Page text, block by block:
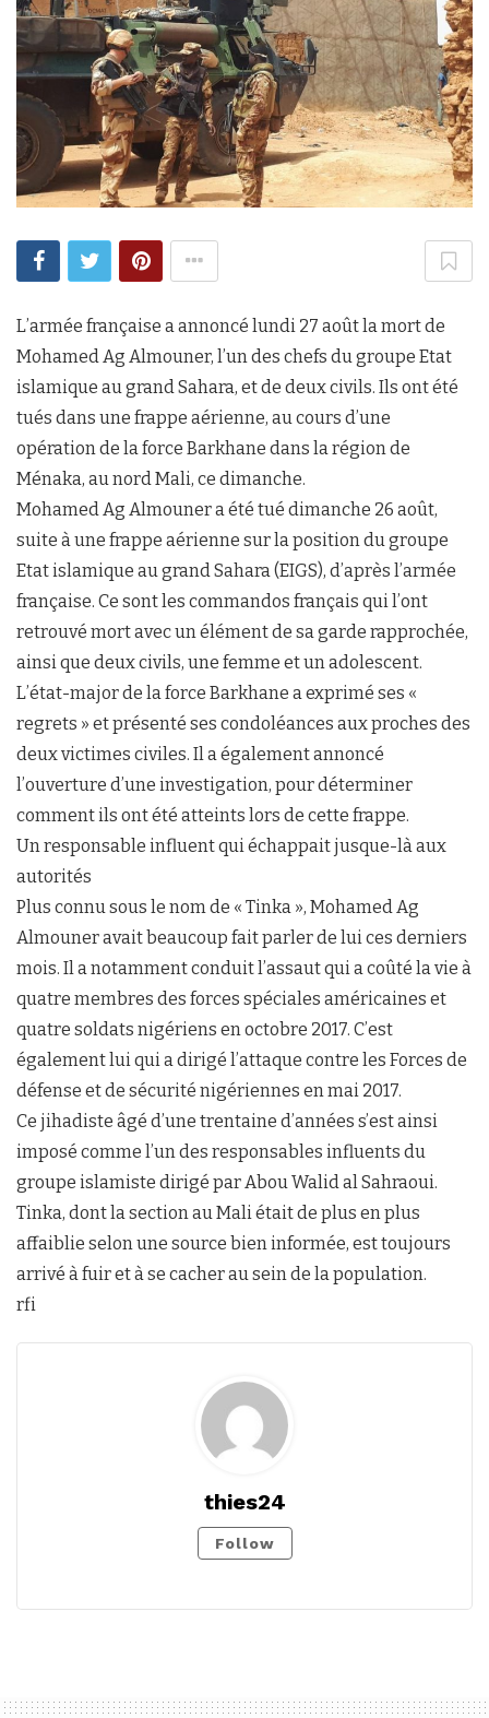
L’armée française a annoncé lundi 27 août la mort de
Mohamed Ag Almouner, l’un des chefs du groupe Etat
islamique au grand Sahara, et de deux civils. Ils ont été
tués dans une frappe aérienne, au cours d’une
opération de la force Barkhane dans la région de
Ménaka, au nord Mali, ce dimanche.
Mohamed Ag Almouner a été tué dimanche 26 août,
suite à une frappe aérienne sur la position du groupe
Etat islamique au grand Sahara (EIGS), d’après l’armée
française. Ce sont les commandos français qui l’ont
retrouvé mort avec un élément de sa garde rapprochée,
ainsi que deux civils, une femme et un adolescent.
L’état-major de la force Barkhane a exprimé ses «
regrets » et présenté ses condoléances aux proches des
deux victimes civiles. Il a également annoncé
l’ouverture d’une investigation, pour déterminer
comment ils ont été atteints lors de cette frappe.
Un responsable influent qui échappait jusque-là aux
autorités
Plus connu sous le nom de « Tinka », Mohamed Ag
Almouner avait beaucoup fait parler de lui ces derniers
mois. Il a notamment conduit l’assaut qui a coûté la vie à
quatre membres des forces spéciales américaines et
quatre soldats nigériens en octobre 2017. C’est
également lui qui a dirigé l’attaque contre les Forces de
défense et de sécurité nigériennes en mai 2017.
Ce jihadiste âgé d’une trentaine d’années s’est ainsi
imposé comme l’un des responsables influents du
groupe islamiste dirigé par Abou Walid al Sahraoui.
Tinka, dont la section au Mali était de plus en plus
affaiblie selon une source bien informée, est toujours
arrivé à fuir et à se cacher au sein de la population.
rfi
thies24
Follow